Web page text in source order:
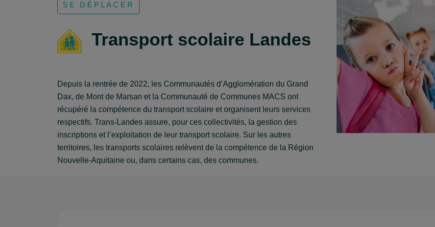
SE DÉPLACER
Transport scolaire Landes
Depuis la rentrée de 2022, les Communautés d’Agglomération du Grand
Dax, de Mont de Marsan et la Communauté de Communes MACS ont
récupéré la compétence du transport scolaire et organisent leurs services
respectifs. Trans-Landes assure, pour ces collectivités, la gestion des
inscriptions et l’exploitation de leur transport scolaire. Sur les autres
territoires, les transports scolaires relèvent de la compétence de la Région
Nouvelle-Aquitaine ou, dans certains cas, des communes.